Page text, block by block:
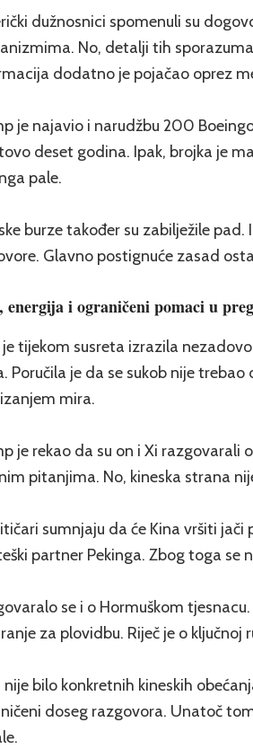
dužnosnici spomenuli su
No, detalji tih
dodatno je pojačao oprez
je najavio i narudžbu 200
deset godina. Ipak, brojka je
pale.
burze također su zabilježile
Glavno postignuće zasad
energija i ograničeni pomaci u
je tijekom susreta izrazila
Poručila je da se sukob nije
mira.
je rekao da su on i Xi razgovarali
pitanjima. No, kineska strana
sumnjaju da će Kina vršiti jači
partner Pekinga. Zbog toga se
se i o Hormuškom
za plovidbu. Riječ je o ključnoj
nije bilo konkretnih kineskih
doseg razgovora. Unatoč